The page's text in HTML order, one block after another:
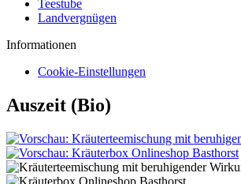
Teestube
Landvergnügen
Informationen
Cookie-Einstellungen
Auszeit (Bio)